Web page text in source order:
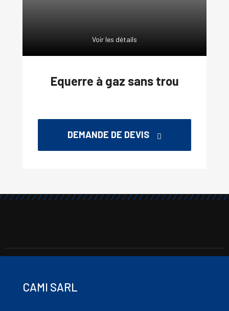
Voir les détails
Equerre à gaz sans trou
DEMANDE DE DEVIS
CAMI SARL